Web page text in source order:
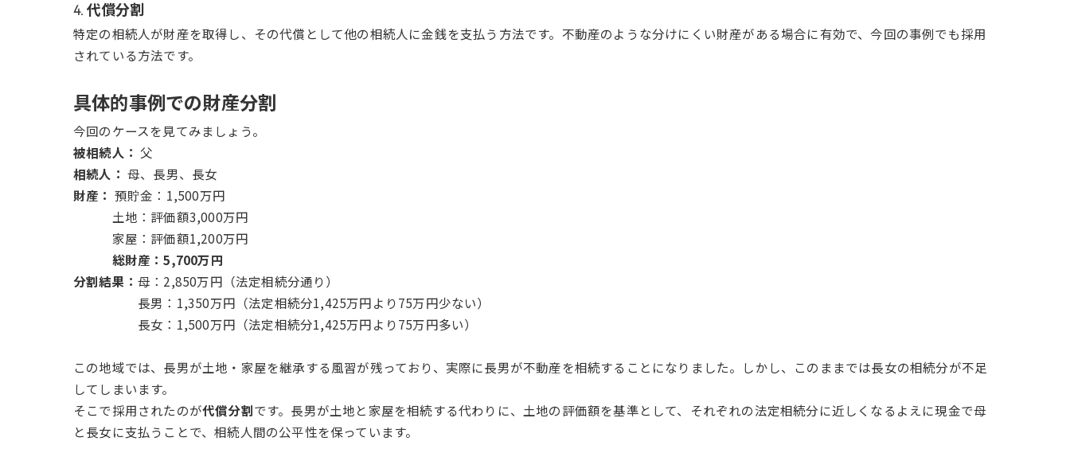
4. 代償分割
特定の相続人が財産を取得し、その代償として他の相続人に金銭を支払う方法です。不動産のような分けにくい財産がある場合に有効で、今回の事例でも採用
されている方法です。
具体的事例での財産分割
今回のケースを見てみましょう。
被相続人： 父
相続人： 母、長男、長女
財産： 預貯金：1,500万円
土地：評価額3,000万円
家屋：評価額1,200万円
総財産：5,700万円
分割結果： 母：2,850万円（法定相続分通り）
長男：1,350万円（法定相続分1,425万円より75万円少ない）
長女：1,500万円（法定相続分1,425万円より75万円多い）
この地域では、長男が土地・家屋を継承する風習が残っており、実際に長男が不動産を相続することになりました。しかし、このままでは長女の相続分が不足
してしまいます。
そこで採用されたのが代償分割です。長男が土地と家屋を相続する代わりに、土地の評価額を基準として、それぞれの法定相続分に近しくなるよえに現金で母
と長女に支払うことで、相続人間の公平性を保っています。